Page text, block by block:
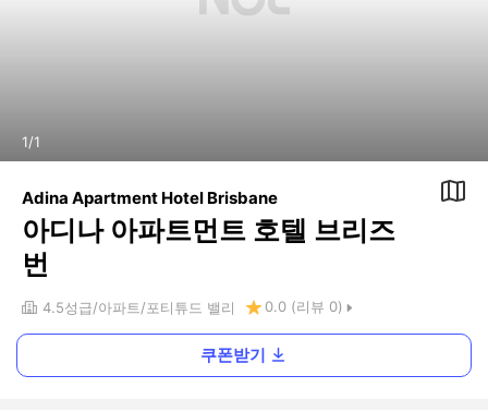
1/1
Adina Apartment Hotel Brisbane
아디나 아파트먼트 호텔 브리즈
번
4.5성급 아파트 포티튜드 밸리 0.0 (리뷰 0)
쿠폰받기